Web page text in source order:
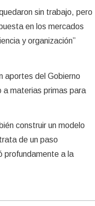
sin trabajo, pero
en los mercados
y organización”
aportes del Gobierno
a materias primas para
construir un modelo
de un paso
profundamente a la